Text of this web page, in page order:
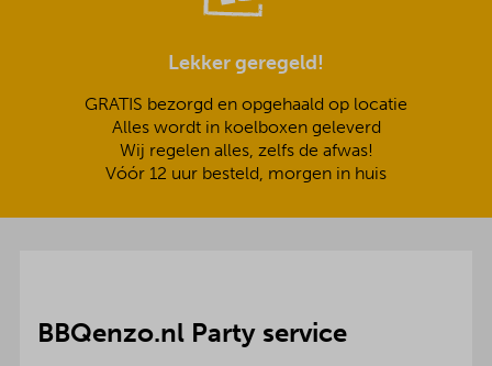
Lekker geregeld!
GRATIS bezorgd en opgehaald op locatie
Alles wordt in koelboxen geleverd
Wij regelen alles, zelfs de afwas!
Vóór 12 uur besteld, morgen in huis
BBQenzo.nl Party service